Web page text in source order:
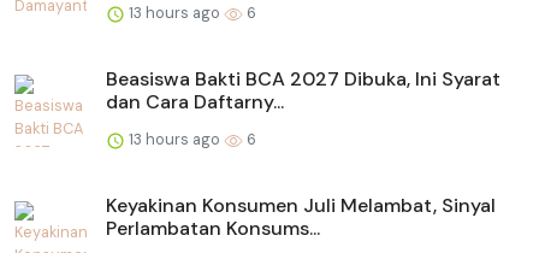
13 hours ago 6
Beasiswa Bakti BCA 2027 Dibuka, Ini Syarat
dan Cara Daftarny...
13 hours ago 6
Keyakinan Konsumen Juli Melambat, Sinyal
Perlambatan Konsums...